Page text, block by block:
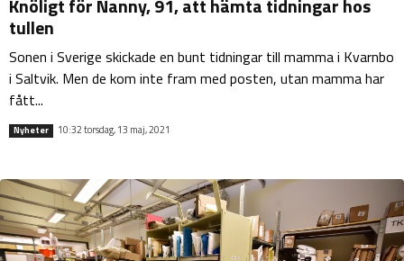
Knöligt för Nanny, 91, att hämta tidningar hos
tullen
Sonen i Sverige skickade en bunt tidningar till mamma i Kvarnbo
i Saltvik. Men de kom inte fram med posten, utan mamma har
fått...
Nyheter 10:32 torsdag, 13 maj, 2021